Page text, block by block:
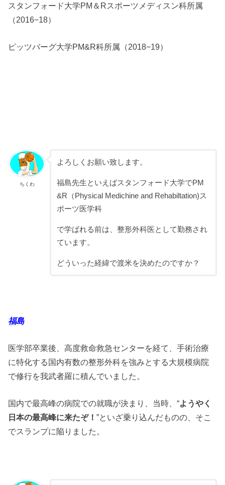
スタンフォード大学PM＆Rスポーツメディスン科所属
（2016−18）
ピッツバーグ大学PM&R科所属（2018−19）
ちくわ
よろしくお願い致します。
福島先生といえばスタンフォード大学でPM
&R（Physical Medichine and Rehabiltation)ス
ポーツ医学科
で学ばれる前は、整形外科医として勤務され
ています。
どういった経緯で渡米を決めたのですか？
福島
医学部卒業後、高度救命救急センターを経て、手術治療
に特化する国内有数の整形外科を強みとする大規模病院
で修行を我武者羅に積んでいました。
国内で最高峰の病院での就職が決まり、当時、“ようやく
日本の最高峰に来たぞ！”といざ乗り込んだものの、そこ
でスランプに陥りました。